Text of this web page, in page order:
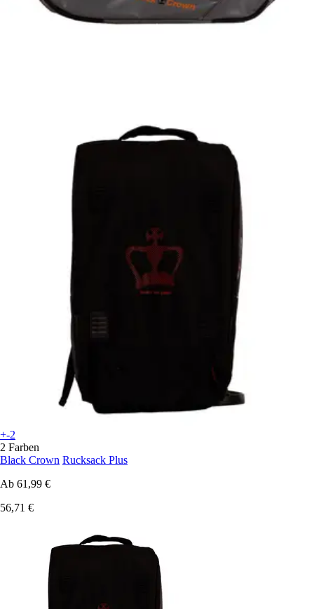
+-2
2 Farben
Black Crown Rucksack Plus
Ab 61,99 €
56,71 €